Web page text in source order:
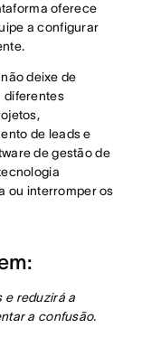
oferece
a configurar
não deixe de
diferentes
de leads e
de gestão de
ou interromper os
e reduzirá a
a confusão.